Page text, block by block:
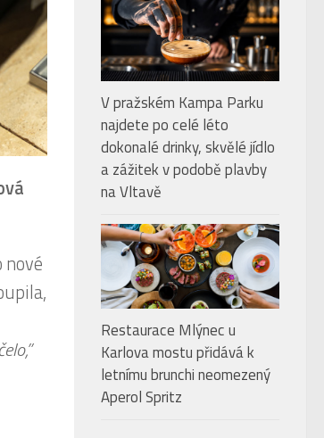
V pražském Kampa Parku
najdete po celé léto
dokonalé drinky, skvělé jídlo
a zážitek v podobě plavby
na Vltavě
Restaurace Mlýnec u
Karlova mostu přidává k
letnímu brunchi neomezený
Aperol Spritz